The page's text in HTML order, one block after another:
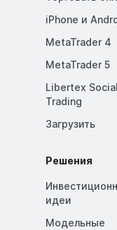
iPhone и
MetaTrader 4
MetaTrader 5
Libertex
Trading
Загрузить
Решения
идеи
Модельные